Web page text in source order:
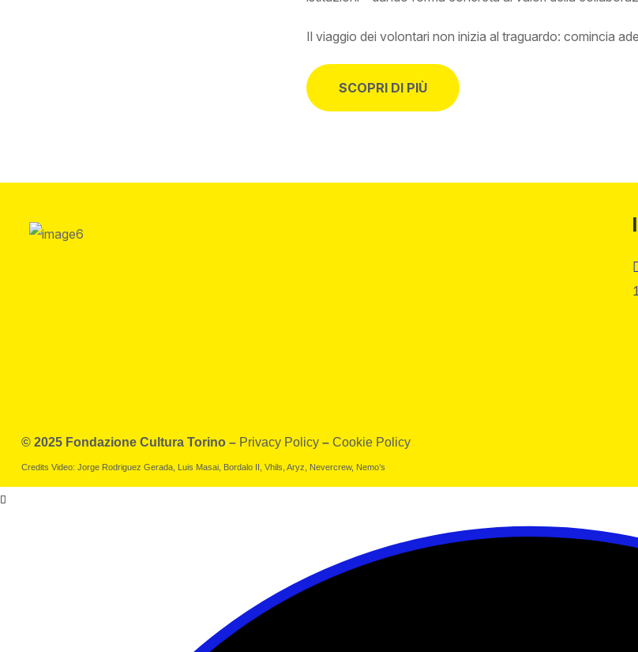
Il viaggio dei volontari non inizia al traguardo: comincia
SCOPRI DI PIÙ
© 2025 Fondazione Cultura Torino – Privacy Policy – Cookie Policy
Credits Video: Jorge Rodriguez Gerada, Luis Masai, Bordalo II, Vhils, Aryz, Nevercrew, Nemo’s